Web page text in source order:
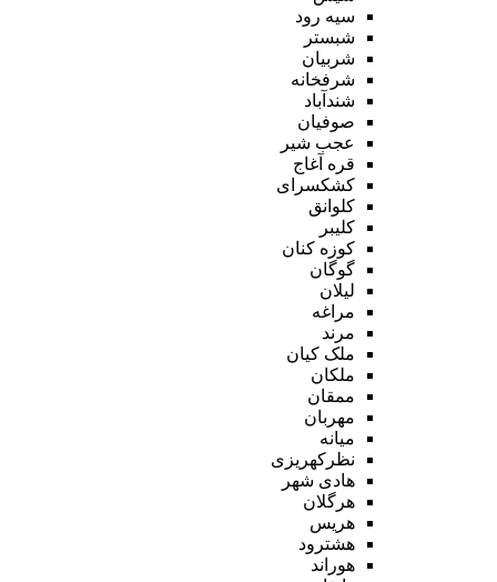
سیه رود
شبستر
شربیان
شرفخانه
شندآباد
صوفیان
عجب شیر
قره آغاج
کشکسرای
کلوانق
کلیبر
کوزه کنان
گوگان
لیلان
مراغه
مرند
ملک کیان
ملکان
ممقان
مهربان
میانه
نظرکهریزی
هادی شهر
هرگلان
هریس
هشترود
هوراند